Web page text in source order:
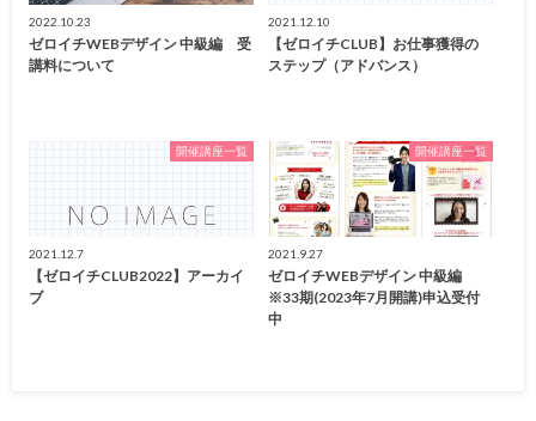
2022.10.23
ゼロイチWEBデザイン 中級編 受
講料について
2021.12.10
【ゼロイチCLUB】お仕事獲得の
ステップ（アドバンス）
開催講座一覧
2021.12.7
【ゼロイチCLUB2022】アーカイ
ブ
開催講座一覧
2021.9.27
ゼロイチWEBデザイン 中級編
※33期(2023年7月開講)申込受付
中